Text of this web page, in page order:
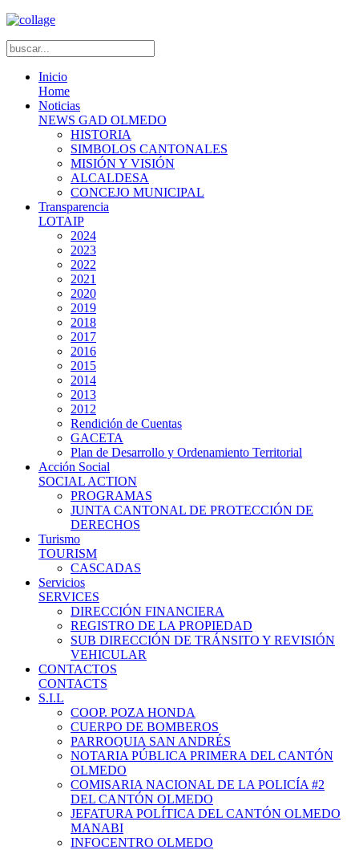
Inicio
Home
Noticias
NEWS GAD OLMEDO
HISTORIA
SIMBOLOS CANTONALES
MISIÓN Y VISIÓN
ALCALDESA
CONCEJO MUNICIPAL
Transparencia
LOTAIP
2024
2023
2022
2021
2020
2019
2018
2017
2016
2015
2014
2013
2012
Rendición de Cuentas
GACETA
Plan de Desarrollo y Ordenamiento Territorial
Acción Social
SOCIAL ACTION
PROGRAMAS
JUNTA CANTONAL DE PROTECCIÓN DE
DERECHOS
Turismo
TOURISM
CASCADAS
Servicios
SERVICES
DIRECCIÓN FINANCIERA
REGISTRO DE LA PROPIEDAD
SUB DIRECCIÓN DE TRÁNSITO Y REVISIÓN
VEHICULAR
CONTACTOS
CONTACTS
S.I.L
COOP. POZA HONDA
CUERPO DE BOMBEROS
PARROQUIA SAN ANDRÉS
NOTARIA PÚBLICA PRIMERA DEL CANTÓN
OLMEDO
COMISARIA NACIONAL DE LA POLICÍA #2
DEL CANTÓN OLMEDO
JEFATURA POLÍTICA DEL CANTÓN OLMEDO
MANABI
INFOCENTRO OLMEDO